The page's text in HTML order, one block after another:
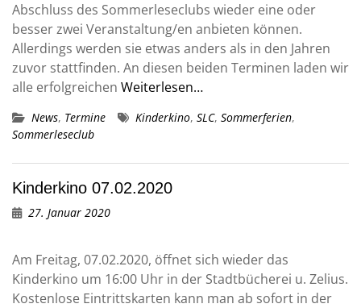
Abschluss des Sommerleseclubs wieder eine oder
besser zwei Veranstaltung/en anbieten können.
Allerdings werden sie etwas anders als in den Jahren
zuvor stattfinden. An diesen beiden Terminen laden wir
alle erfolgreichen Weiterlesen…
News, Termine Kinderkino, SLC, Sommerferien,
Sommerleseclub
Kinderkino 07.02.2020
27. Januar 2020
Am Freitag, 07.02.2020, öffnet sich wieder das
Kinderkino um 16:00 Uhr in der Stadtbücherei u. Zelius.
Kostenlose Eintrittskarten kann man ab sofort in der